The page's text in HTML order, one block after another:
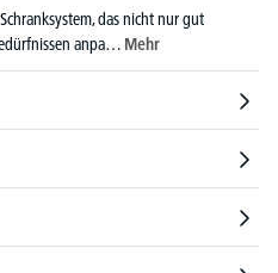
das nicht nur gut
anpa… Mehr